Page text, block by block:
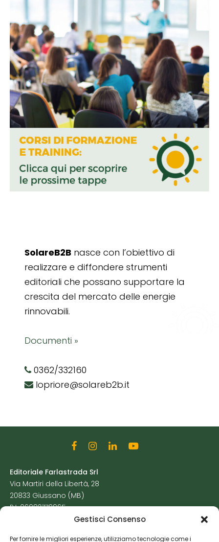
Gestisci Consenso
Per fornire le migliori esperienze, utilizziamo tecnologie come i
SolareB2B nasce con l’obiettivo di
realizzare e diffondere strumenti
editoriali che possano supportare la
crescita del mercato delle energie
rinnovabili.
Documenti »
0362/332160
lopriore@solareb2b.it
Editoriale Farlastrada Srl
Via Martiri della Libertà, 28
20833 Giussano (MB)
P.I. 06982770965